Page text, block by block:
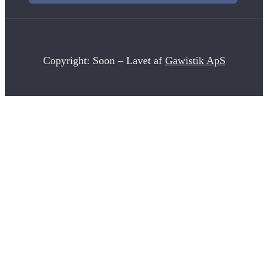
Copyright: Soon – Lavet af Gawistik ApS